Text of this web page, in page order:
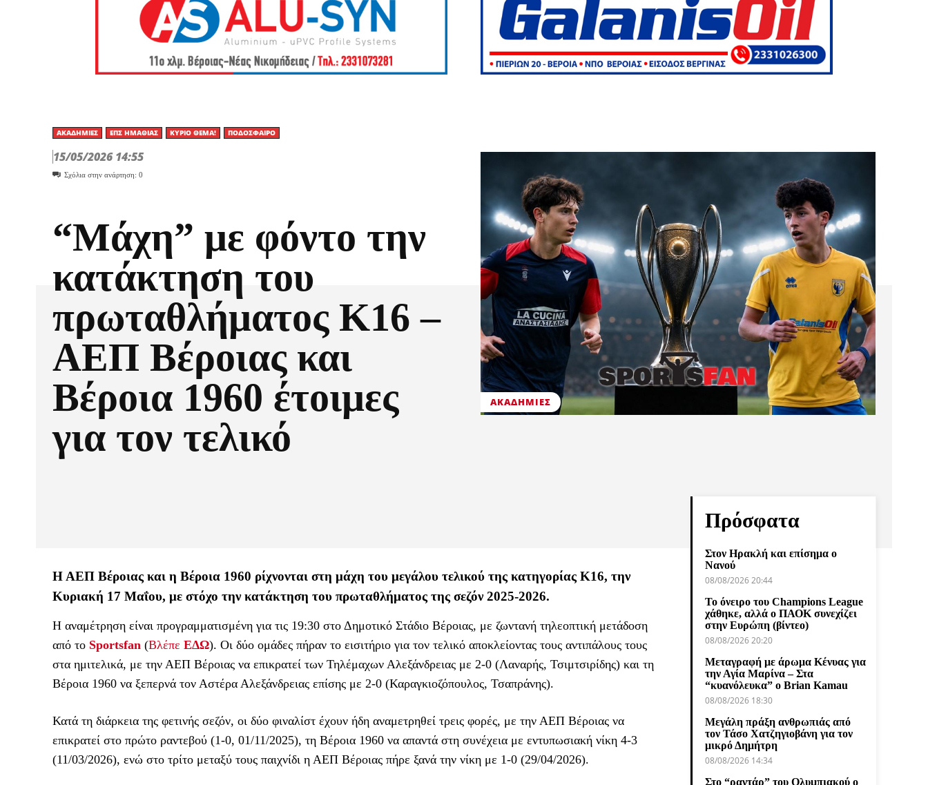
ΑΚΑΔΗΜΊΕΣ ΕΠΣ ΗΜΑΘΊΑΣ ΚΎΡΙΟ ΘΈΜΑ! ΠΟΔΌΣΦΑΙΡΟ
15/05/2026 14:55
Σχόλια στην ανάρτηση: 0
“Μάχη” με φόντο την
κατάκτηση του
πρωταθλήματος Κ16 –
ΑΕΠ Βέροιας και
Βέροια 1960 έτοιμες
για τον τελικό
ΑΚΑΔΗΜΊΕΣ
Η ΑΕΠ Βέροιας και η Βέροια 1960 ρίχνονται στη μάχη του μεγάλου τελικού της κατηγορίας Κ16, την
Κυριακή 17 Μαΐου, με στόχο την κατάκτηση του πρωταθλήματος της σεζόν 2025-2026.
Η αναμέτρηση είναι προγραμματισμένη για τις 19:30 στο Δημοτικό Στάδιο Βέροιας, με ζωντανή τηλεοπτική μετάδοση
από το Sportsfan (Βλέπε ΕΔΩ). Οι δύο ομάδες πήραν το εισιτήριο για τον τελικό αποκλείοντας τους αντιπάλους τους
στα ημιτελικά, με την ΑΕΠ Βέροιας να επικρατεί των Τηλέμαχων Αλεξάνδρειας με 2-0 (Λαναρής, Τσιμτσιρίδης) και τη
Βέροια 1960 να ξεπερνά τον Αστέρα Αλεξάνδρειας επίσης με 2-0 (Καραγκιοζόπουλος, Τσαπράνης).
Κατά τη διάρκεια της φετινής σεζόν, οι δύο φιναλίστ έχουν ήδη αναμετρηθεί τρεις φορές, με την ΑΕΠ Βέροιας να
επικρατεί στο πρώτο ραντεβού (1-0, 01/11/2025), τη Βέροια 1960 να απαντά στη συνέχεια με εντυπωσιακή νίκη 4-3
(11/03/2026), ενώ στο τρίτο μεταξύ τους παιχνίδι η ΑΕΠ Βέροιας πήρε ξανά την νίκη με 1-0 (29/04/2026).
Πρόσφατα
Στον Ηρακλή και επίσημα ο
Νανού
08/08/2026 20:44
Το όνειρο του Champions League
χάθηκε, αλλά ο ΠΑΟΚ συνεχίζει
στην Ευρώπη (βίντεο)
08/08/2026 20:20
Μεταγραφή με άρωμα Κένυας για
την Αγία Μαρίνα – Στα
“κυανόλευκα” ο Brian Kamau
08/08/2026 18:30
Μεγάλη πράξη ανθρωπιάς από
τον Τάσο Χατζηγιοβάνη για τον
μικρό Δημήτρη
08/08/2026 14:34
Στο “ραντάρ” του Ολυμπιακού ο